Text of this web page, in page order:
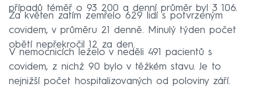
případů téměř o 93 200 a denní průměr byl 3 106.
Za květen zatím zemřelo 629 lidí s potvrzeným
covidem, v průměru 21 denně. Minulý týden počet
obětí nepřekročil 12 za den.
V nemocnicích leželo v neděli 491 pacientů s
covidem, z nichž 90 bylo v těžkém stavu. Je to
nejnižší počet hospitalizovaných od poloviny září.